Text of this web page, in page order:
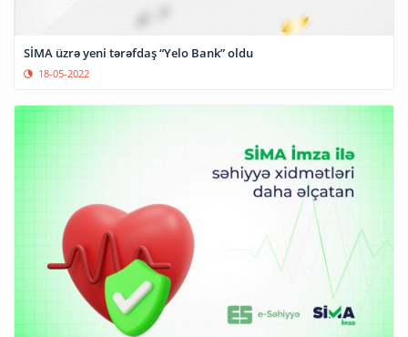
SİMA üzrə yeni tərəfdaş “Yelo Bank” oldu
18-05-2022